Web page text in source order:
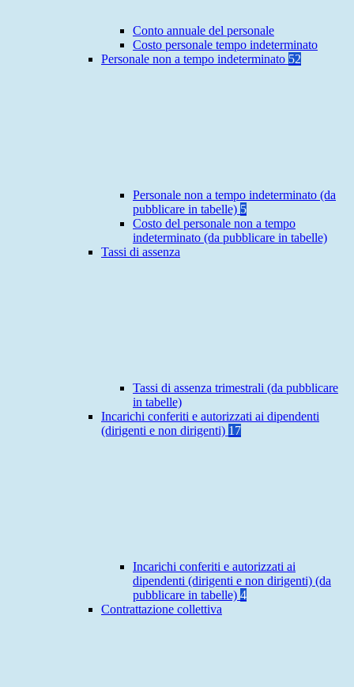
Conto annuale del personale
Costo personale tempo indeterminato
Personale non a tempo indeterminato 52
Personale non a tempo indeterminato (da
pubblicare in tabelle) 5
Costo del personale non a tempo
indeterminato (da pubblicare in tabelle)
Tassi di assenza
Tassi di assenza trimestrali (da pubblicare
in tabelle)
Incarichi conferiti e autorizzati ai dipendenti
(dirigenti e non dirigenti) 17
Incarichi conferiti e autorizzati ai
dipendenti (dirigenti e non dirigenti) (da
pubblicare in tabelle) 4
Contrattazione collettiva